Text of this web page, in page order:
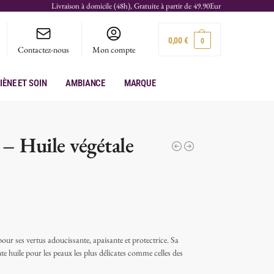
Livraison à domicile (48h), Gratuite à partir de 49.90Eur
Contactez-nous Mon compte
0,00€ 0
et soin Ambiance Marque
Huile végétale
ses vertus adoucissante, apaisante et protectrice. Sa
huile pour les peaux les plus délicates comme celles des